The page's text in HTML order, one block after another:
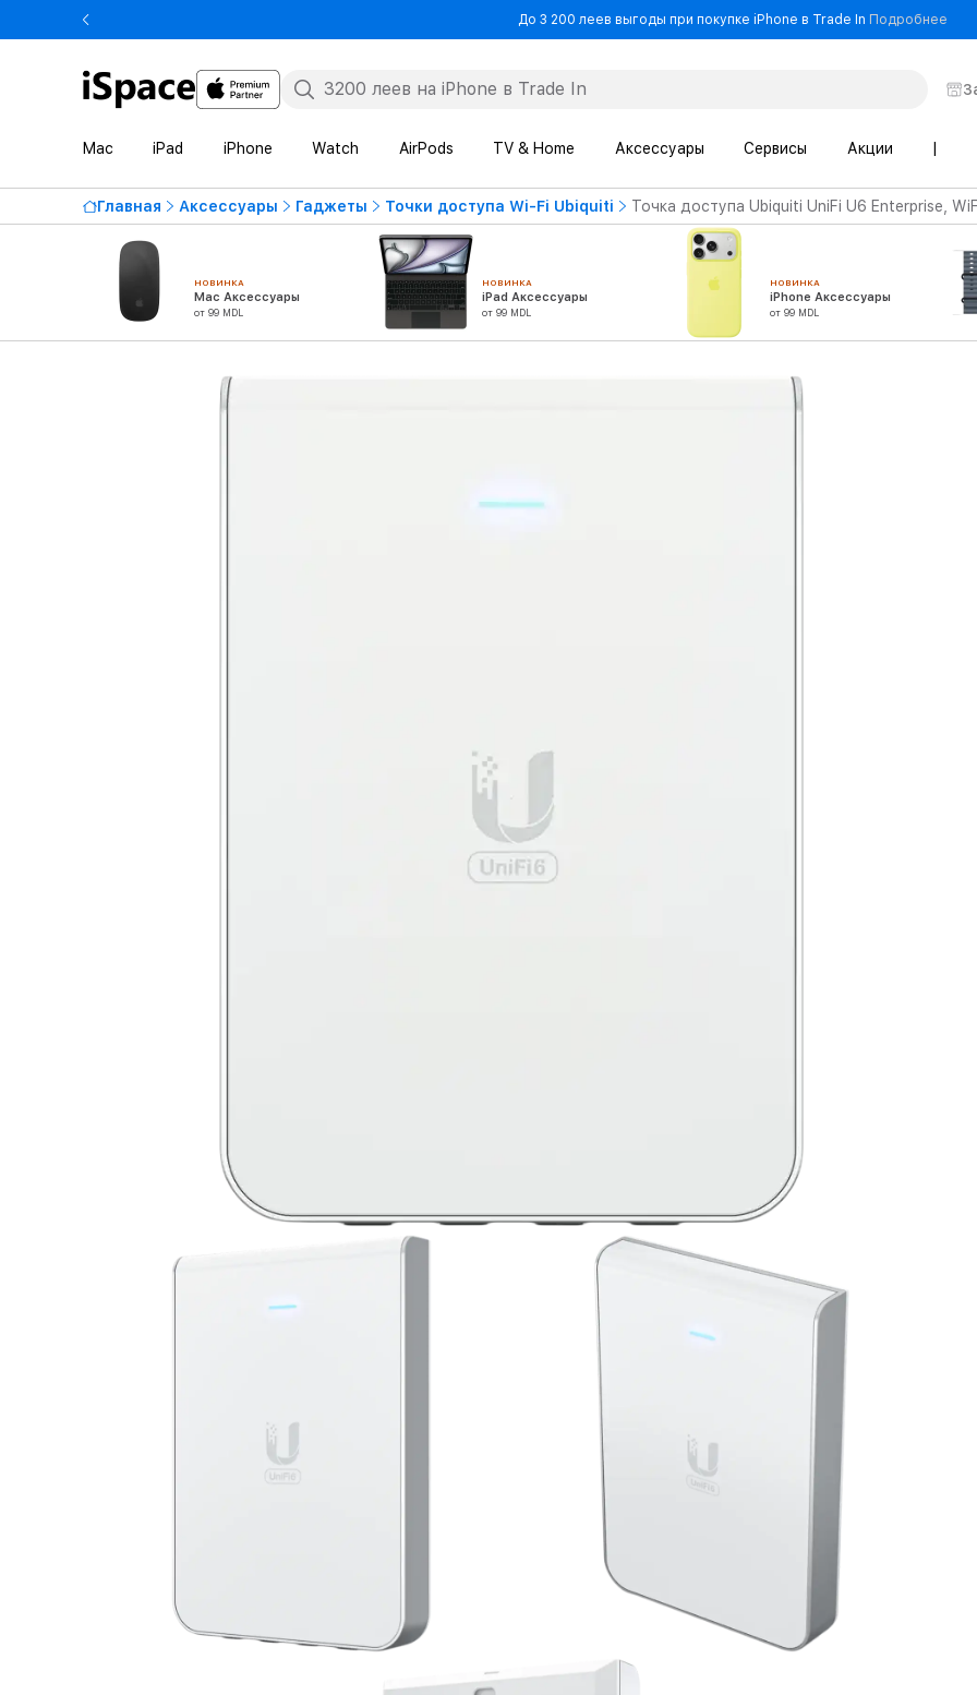
До 3 200 леев выгоды при покупке iPhone в Trade In Подробнее
Mac iPad iPhone Watch AirPods TV & Home Аксессуары Сервисы Акции
Главная Аксессуары Гаджеты Точки доступа Wi-Fi Ubiquiti Точка доступа Ubiquiti UniFi U6 Enterprise,
НОВИНКА
Mac Аксессуары
от 99 MDL
НОВИНКА
iPad Аксессуары
от 99 MDL
НОВИНКА
iPhone Аксессуары
от 99 MDL